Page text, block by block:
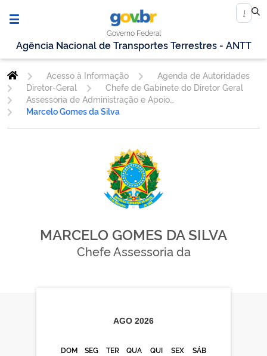
Governo Federal
Agência Nacional de Transportes Terrestres - ANTT
Acesso à Informação
Agenda de Autoridades
Diretor-Geral
Chefe de Gabinete do Diretor Geral
Assessoria de Administração e Apoio - ASSAD
Marcelo Gomes da Silva
MARCELO GOMES DA SILVA
Chefe Assessoria da
AGO 2026
DOM SEG TER QUA QUI SEX SÁB